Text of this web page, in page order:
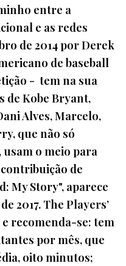
entre a
e as redes
de 2014 por Derek
de baseball
- tem na sua
de Kobe Bryant,
Alves, Marcelo,
que não só
usam o meio para
de
My Story", aparece
2017. The Players’
recomenda-se: tem
por mês, que
oito minutos;